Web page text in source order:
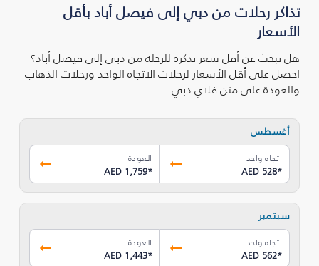
تذاكر رحلات من دبي إلى فيصل أباد بأقل
الأسعار
هل تبحث عن أقل سعر تذكرة للرحلة من دبي إلى فيصل أباد؟
احصل على أقل الأسعار لرحلات الاتجاه الواحد ورحلات الذهاب
والعودة على متن فلاي دبي.
أغسطس
اتجاه واحد
AED 528*
العودة
AED 1,759*
سبتمبر
اتجاه واحد
AED 562*
العودة
AED 1,443*